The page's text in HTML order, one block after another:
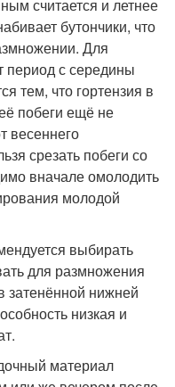
считается и летнее
бутончики, что
Для
с середины
тем, что гортензия в
побеги ещё не
весеннего
срезать побеги со
вначале омолодить
молодой
выбирать
для размножения
затенённой нижней
низкая и
материал